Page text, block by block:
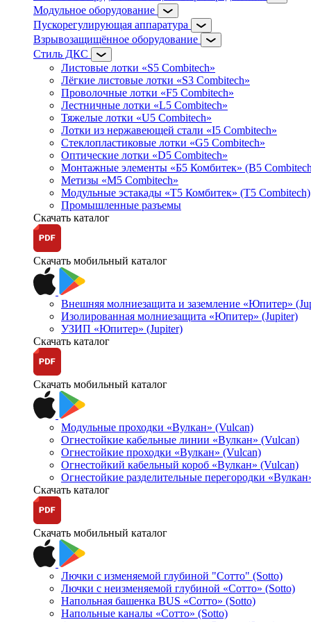
Модульное оборудование
Пускорегулирующая аппаратура
Взрывозащищённое оборудование
Стиль ДКС
Листовые лотки «S5 Combitech»
Лёгкие листовые лотки «S3 Combitech»
Проволочные лотки «F5 Combitech»
Лестничные лотки «L5 Combitech»
Тяжелые лотки «U5 Combitech»
Лотки из нержавеющей стали «I5 Combitech»
Стеклопластиковые лотки «G5 Combitech»
Оптические лотки «D5 Combitech»
Монтажные элементы «Б5 Комбитек» (B5
Метизы «M5 Combitech»
Модульные эстакады «Т5 Комбитек» (T5 Combitech)
Промышленные разъемы
Скачать каталог
Скачать мобильный каталог
Внешняя молниезащита и заземление «Юпитер»
Изолированная молниезащита «Юпитер» (Jupiter)
УЗИП «Юпитер» (Jupiter)
Скачать каталог
Скачать мобильный каталог
Модульные проходки «Вулкан» (Vulcan)
Огнестойкие кабельные линии «Вулкан» (Vulcan)
Огнестойкие проходки «Вулкан» (Vulcan)
Огнестойкий кабельный короб «Вулкан» (Vulcan)
Огнестойкие разделительные перегородки
Скачать каталог
Скачать мобильный каталог
Лючки с изменяемой глубиной "Сотто" (Sotto)
Лючки с неизменяемой глубиной «Сотто» (Sotto)
Напольная башенка BUS «Сотто» (Sotto)
Напольные каналы «Сотто» (Sotto)